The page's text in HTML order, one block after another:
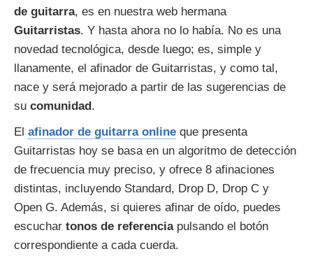
de guitarra, es en nuestra web hermana
Guitarristas. Y hasta ahora no lo había. No es una
novedad tecnológica, desde luego; es, simple y
llanamente, el afinador de Guitarristas, y como tal,
nace y será mejorado a partir de las sugerencias de
su comunidad.
El afinador de guitarra online que presenta
Guitarristas hoy se basa en un algoritmo de detección
de frecuencia muy preciso, y ofrece 8 afinaciones
distintas, incluyendo Standard, Drop D, Drop C y
Open G. Además, si quieres afinar de oído, puedes
escuchar tonos de referenciapulsando el botón
correspondiente a cada cuerda.